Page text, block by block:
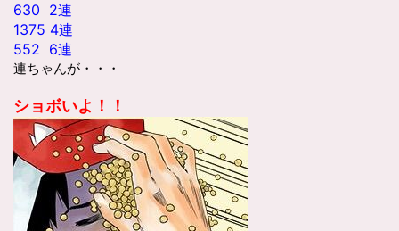
630 2連
1375 4連
552 6連
連ちゃんが・・・
ショボいよ！！